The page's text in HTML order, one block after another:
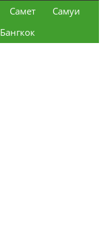
Самет
Самуи
Бангкок